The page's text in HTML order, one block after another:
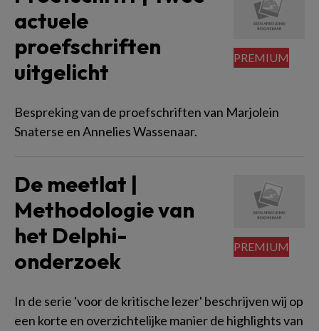
actuele
proefschriften
uitgelicht
Bespreking van de proefschriften van Marjolein
Snaterse en Annelies Wassenaar.
De meetlat |
Methodologie van
het Delphi-
onderzoek
In de serie 'voor de kritische lezer' beschrijven wij op
een korte en overzichtelijke manier de highlights van